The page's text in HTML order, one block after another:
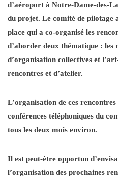
d’aéroport à Notre-Dame-des-
du projet. Le comité de pilotage
place qui a co-organisé les
d’aborder deux thématique : les
d’organisation collectives et
rencontres et d’atelier.
L’organisation de ces
conférences téléphoniques du
tous les deux mois environ.
Il est peut-être opportun
l’organisation des prochaines